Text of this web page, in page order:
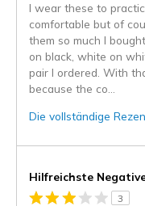
I wear these to
comfortable but of
them so much I
on black, white on
pair I ordered. With
because the co
Die vollständige
Hilfreichste
3